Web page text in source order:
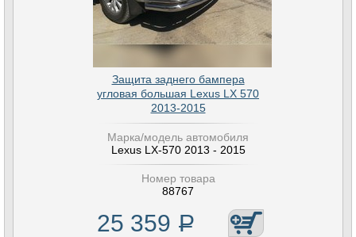
Защита заднего бампера
угловая большая Lexus LX 570
2013-2015
Марка/модель автомобиля
Lexus LX-570 2013 - 2015
Номер товара
88767
25 359 Р